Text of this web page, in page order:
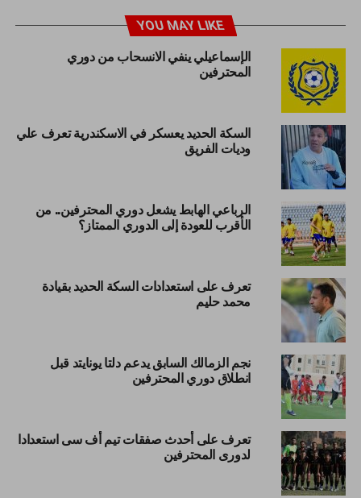
YOU MAY LIKE
الإسماعيلي ينفي الانسحاب من دوري
المحترفين
السكة الحديد يعسكر في الاسكندرية تعرف علي
وديات الفريق
الرباعي الهابط يشعل دوري المحترفين.. من
الأقرب للعودة إلى الدوري الممتاز؟
تعرف على استعدادات السكة الحديد بقيادة
محمد حليم
نجم الزمالك السابق يدعم دلتا يونايتد قبل
انطلاق دوري المحترفين
تعرف على أحدث صفقات تيم أف سى استعدادا
لدورى المحترفين